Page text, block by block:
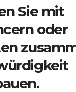
Sie mit
oder